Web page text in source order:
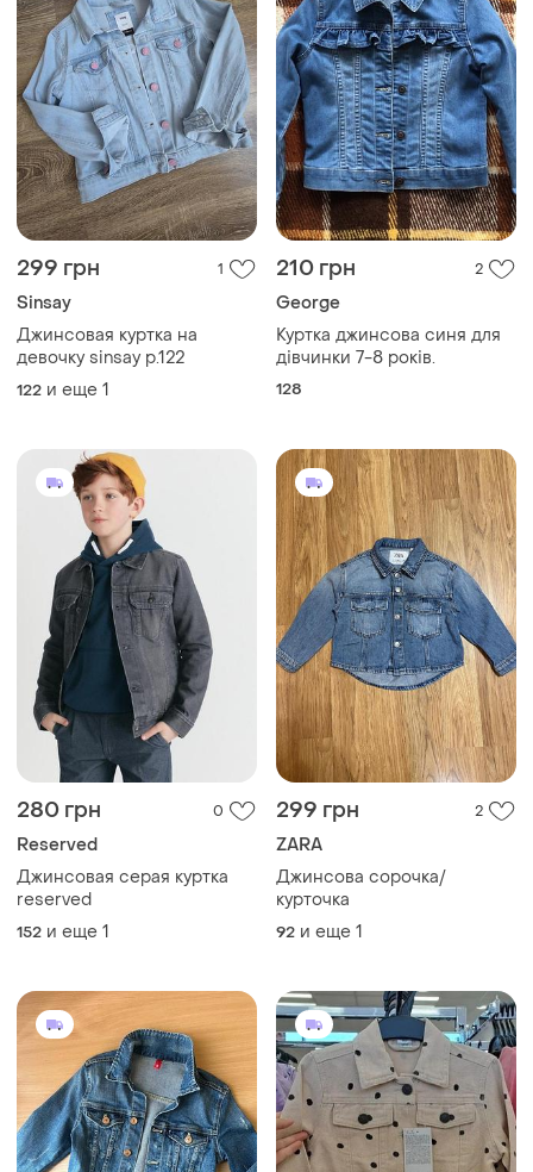
299 грн 1
Sinsay
Джинсовая куртка на
девочку sinsay р.122
122 и еще 1
210 грн 2
George
Куртка джинсова синя для
дівчинки 7-8 років.
128
280 грн 0
Reserved
Джинсовая серая куртка
reserved
152 и еще 1
299 грн 2
ZARA
Джинсова сорочка/
курточка
92 и еще 1